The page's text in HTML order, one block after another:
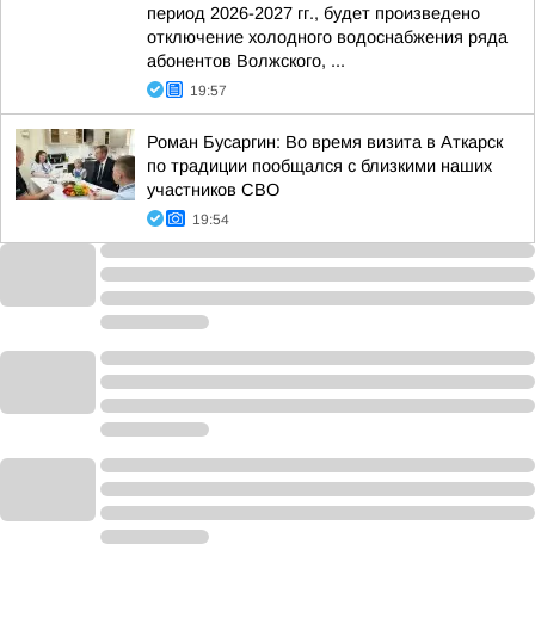
период 2026-2027 гг., будет произведено
отключение холодного водоснабжения ряда
абонентов Волжского, ...
19:57
Роман Бусаргин: Во время визита в Аткарск
по традиции пообщался с близкими наших
участников СВО
19:54